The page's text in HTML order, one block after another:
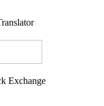
Exchange